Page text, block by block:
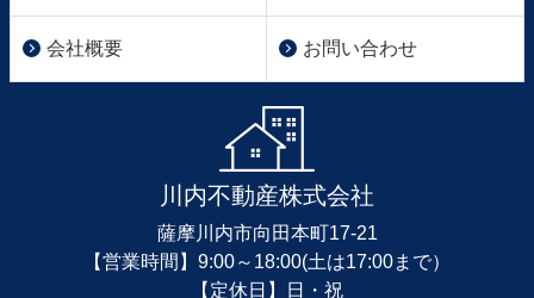
会社概要 お問い合わせ
川内不動産株式会社
薩摩川内市向田本町17-21
【営業時間】9:00～18:00(土は17:00まで）
【定休日】日・祝